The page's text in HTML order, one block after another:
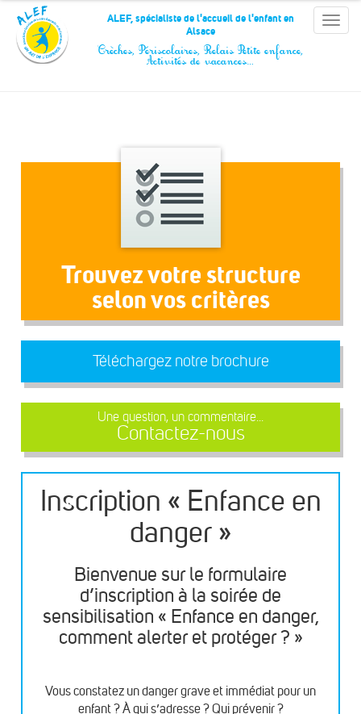
Panneau de gestion des cookies
Toggle
ALEF, spécialiste de l'accueil de l'enfant en
Alsace
Crèches, Périscolaires, Relais Petite enfance,
Activités de vacances…
Trouvez votre structure
selon vos critères
Téléchargez notre brochure
Une question, un commentaire...
Contactez-nous
Inscription « Enfance en
danger »
Bienvenue sur le formulaire
d’inscription à la soirée de
sensibilisation « Enfance en danger,
comment alerter et protéger ? »
Vous constatez un danger grave et immédiat pour un
enfant ? À qui s’adresse ? Qui prévenir ?